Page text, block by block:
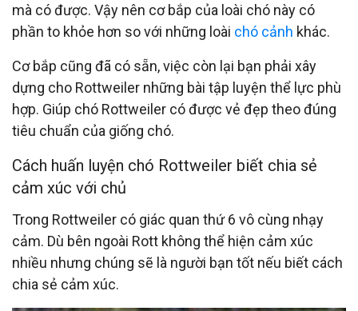
mà có được. Vậy nên cơ bắp của loài chó này có
phần to khỏe hơn so với những loài chó cảnh khác.
Cơ bắp cũng đã có sẵn, việc còn lại bạn phải xây
dựng cho Rottweiler những bài tập luyện thể lực phù
hợp. Giúp chó Rottweiler có được vẻ đẹp theo đúng
tiêu chuẩn của giống chó.
Cách huấn luyện chó Rottweiler biết chia sẻ
cảm xúc với chủ
Trong Rottweiler có giác quan thứ 6 vô cùng nhạy
cảm. Dù bên ngoài Rott không thể hiện cảm xúc
nhiều nhưng chúng sẽ là người bạn tốt nếu biết cách
chia sẻ cảm xúc.